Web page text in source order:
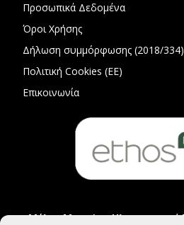
Προσωπικά Δεδομένα
Όροι Χρήσης
Δήλωση συμμόρφωσης (2018/334)
Πολιτική Cookies (ΕΕ)
Επικοινωνία
Μέλος Μητρώου Ηλεκτρονικού